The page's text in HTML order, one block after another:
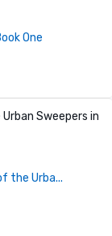
One
the Urba...